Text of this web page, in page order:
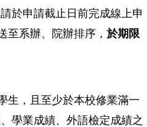
於申請截止日前完成線上申
至系辦、院辦排序， 於期限
生，且至少於本校修業滿一
學業成績、外語檢定成績之